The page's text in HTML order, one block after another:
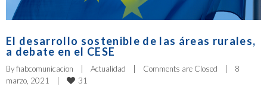
El desarrollo sostenible de las áreas rurales,
a debate en el CESE
By fiabcomunicacion Actualidad Comments are Closed
8
marzo, 2021
31